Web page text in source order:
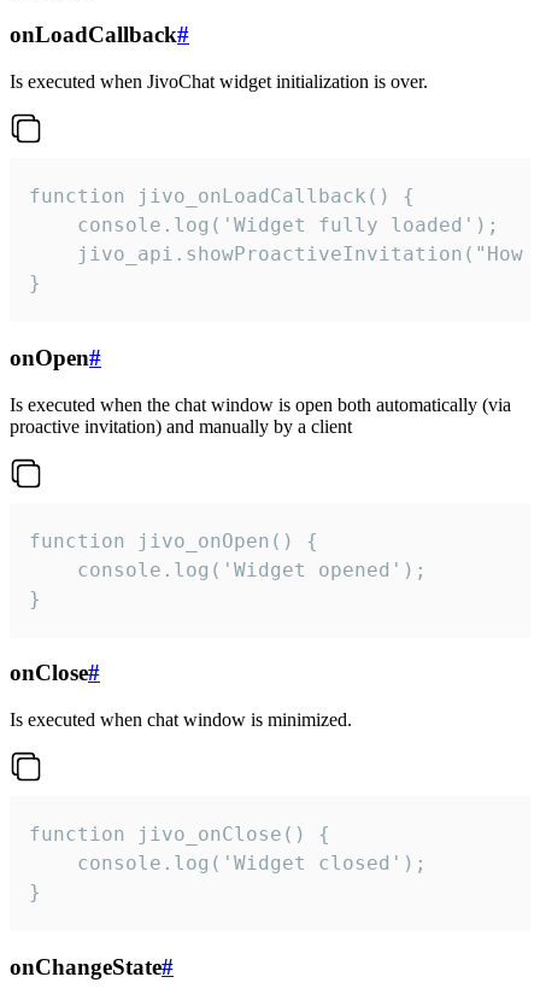
onLoadCallback#
Is executed when JivoChat widget initialization is over.
function jivo_onLoadCallback() {
    console.log('Widget fully loaded');
jivo_api.showProactiveInvitation("How
}
onOpen#
Is executed when the chat window is open both automatically (via
proactive invitation) and manually by a client
function jivo_onOpen() {
    console.log('Widget opened');
}
onClose#
Is executed when chat window is minimized.
function jivo_onClose() {
    console.log('Widget closed');
}
onChangeState#